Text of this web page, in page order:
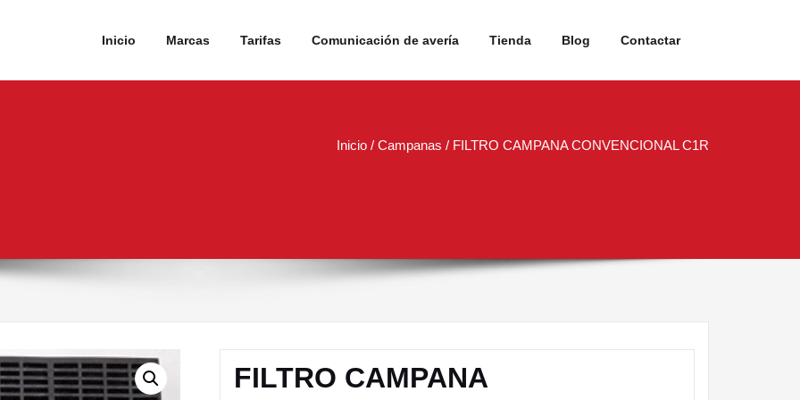
Inicio Marcas Tarifas Comunicación de avería Tienda Blog Contactar
Inicio / Campanas / FILTRO CAMPANA CONVENCIONAL C1R
FILTRO CAMPANA